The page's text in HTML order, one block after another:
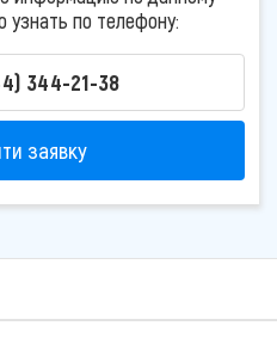
по телефону:
344-21-38
заявку